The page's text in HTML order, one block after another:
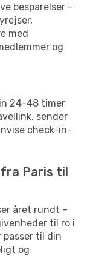
besparelser –
med
og
24-48 timer
sender
check-in-
Paris til
året rundt –
til ro i
til din
og